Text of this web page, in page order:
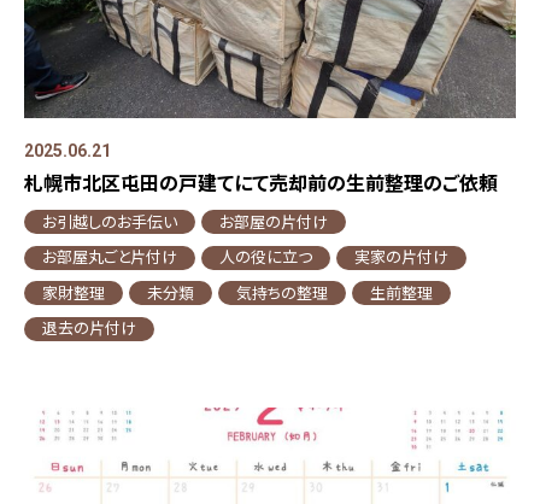
2025.06.21
札幌市北区屯田の戸建てにて売却前の生前整理のご依頼
お引越しのお手伝い
お部屋の片付け
お部屋丸ごと片付け
人の役に立つ
実家の片付け
家財整理
未分類 気持ちの整理
生前整理
退去の片付け